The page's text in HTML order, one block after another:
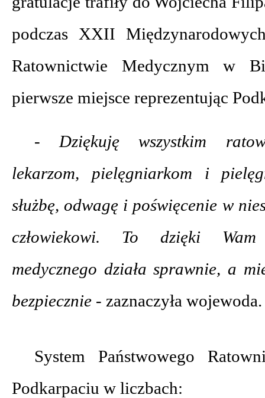
podczas XXII
Ratownictwie Medycznym w
pierwsze miejsce reprezentując
- Dziękuję wszystkim
lekarzom, pielęgniarkom i
służbę, odwagę i poświęcenie w
człowiekowi. To dzięki
medycznego działa sprawnie, a
bezpiecznie - zaznaczyła wojewoda.
System Państwowego
Podkarpaciu w liczbach: